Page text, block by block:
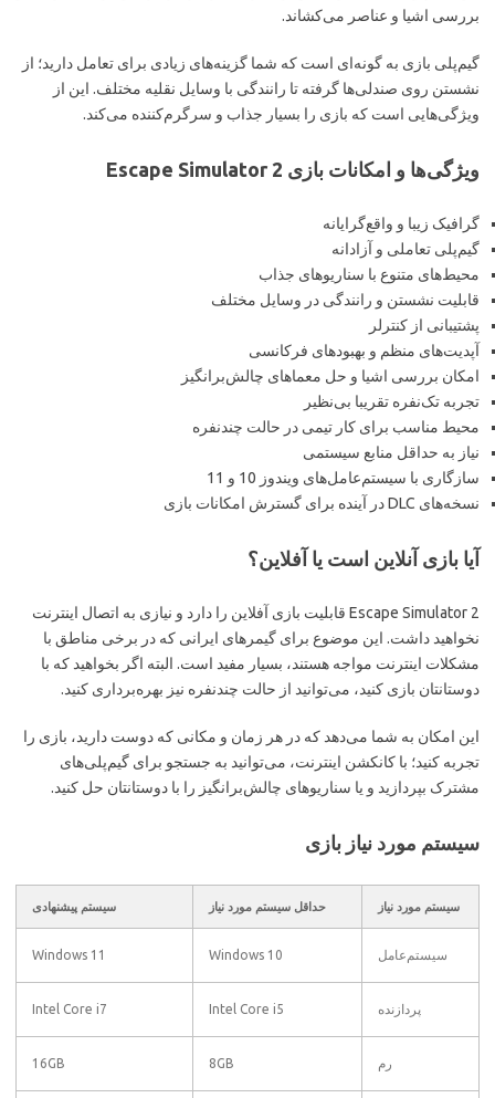
بررسی اشیا و عناصر می‌کشاند.
گیم‌پلی بازی به گونه‌ای است که شما گزینه‌های زیادی برای تعامل دارید؛ از
نشستن روی صندلی‌ها گرفته تا رانندگی با وسایل نقلیه مختلف. این از
ویژگی‌هایی است که بازی را بسیار جذاب و سرگرم‌کننده می‌کند.
ویژگی‌ها و امکانات بازی Escape Simulator 2
گرافیک زیبا و واقع‌گرایانه
گیم‌پلی تعاملی و آزادانه
محیط‌های متنوع با سناریوهای جذاب
قابلیت نشستن و رانندگی در وسایل مختلف
پشتیبانی از کنترلر
آپدیت‌های منظم و بهبودهای فرکانسی
امکان بررسی اشیا و حل معماهای چالش‌برانگیز
تجربه تک‌نفره تقریبا بی‌نظیر
محیط مناسب برای کار تیمی در حالت چندنفره
نیاز به حداقل منابع سیستمی
سازگاری با سیستم‌عامل‌های ویندوز 10 و 11
نسخه‌های DLC در آینده برای گسترش امکانات بازی
آیا بازی آنلاین است یا آفلاین؟
Escape Simulator 2 قابلیت بازی آفلاین را دارد و نیازی به اتصال اینترنت
نخواهید داشت. این موضوع برای گیمرهای ایرانی که در برخی مناطق با
مشکلات اینترنت مواجه هستند، بسیار مفید است. البته اگر بخواهید که با
دوستانتان بازی کنید، می‌توانید از حالت چندنفره نیز بهره‌برداری کنید.
این امکان به شما می‌دهد که در هر زمان و مکانی که دوست دارید، بازی را
تجربه کنید؛ با کانکشن اینترنت، می‌توانید به جستجو برای گیم‌پلی‌های
مشترک بپردازید و یا سناریوهای چالش‌برانگیز را با دوستانتان حل کنید.
سیستم مورد نیاز بازی
سیستم مورد نیاز حداقل سیستم مورد نیاز سیستم پیشنهادی
سیستم‌عامل Windows 10
Windows 11
پردازنده Intel Core i5
Intel Core i7
رم 8GB
16GB